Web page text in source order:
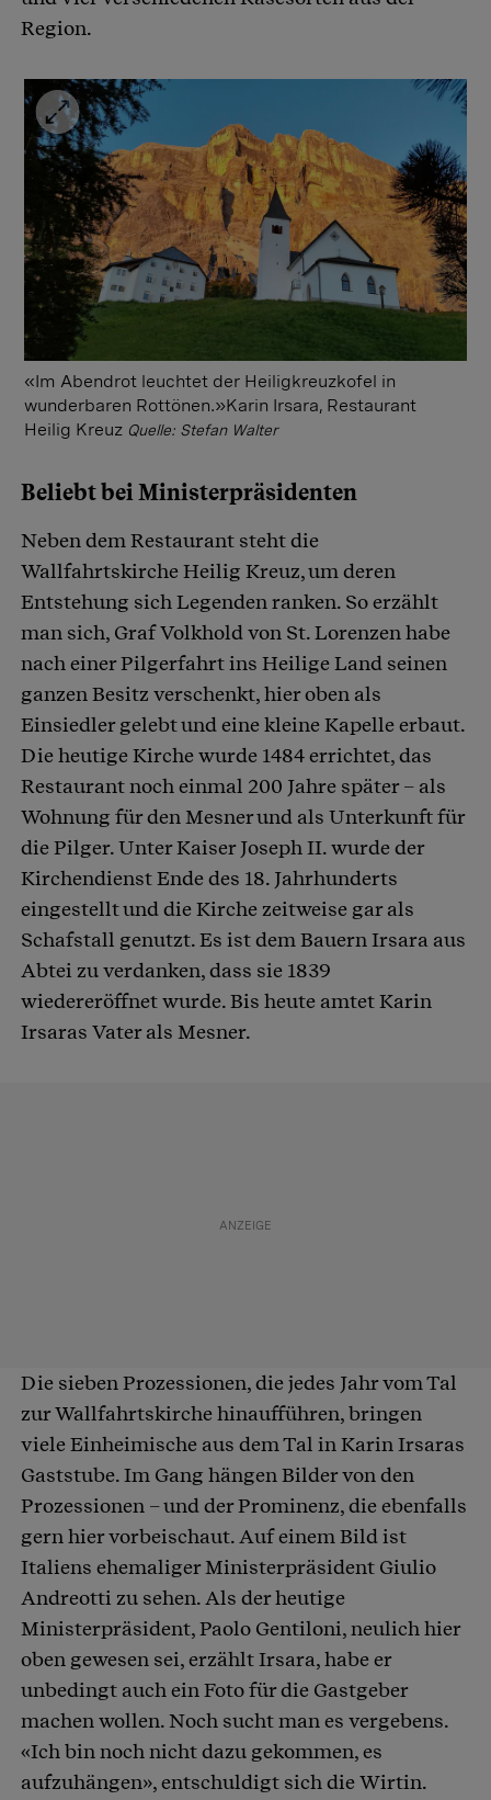
Region.
«Im Abendrot leuchtet der Heiligkreuzkofel in
wunderbaren Rottönen.»Karin Irsara, Restaurant
Heilig Kreuz Quelle: Stefan Walter
Beliebt bei Ministerpräsidenten
Neben dem Restaurant steht die
Wallfahrtskirche Heilig Kreuz, um deren
Entstehung sich Legenden ranken. So erzählt
man sich, Graf Volkhold von St. Lorenzen habe
nach einer Pilgerfahrt ins Heilige Land seinen
ganzen Besitz verschenkt, hier oben als
Einsiedler gelebt und eine kleine Kapelle erbaut.
Die heutige Kirche wurde 1484 errichtet, das
Restaurant noch einmal 200 Jahre später – als
Wohnung für den Mesner und als Unterkunft für
die Pilger. Unter Kaiser Joseph II. wurde der
Kirchendienst Ende des 18. Jahrhunderts
eingestellt und die Kirche zeitweise gar als
Schafstall genutzt. Es ist dem Bauern Irsara aus
Abtei zu verdanken, dass sie 1839
wiedereröffnet wurde. Bis heute amtet Karin
Irsaras Vater als Mesner.
Die sieben Prozessionen, die jedes Jahr vom Tal
zur Wallfahrtskirche hinaufführen, bringen
viele Einheimische aus dem Tal in Karin Irsaras
Gaststube. Im Gang hängen Bilder von den
Prozessionen – und der Prominenz, die ebenfalls
gern hier vorbeischaut. Auf einem Bild ist
Italiens ehemaliger Ministerpräsident Giulio
Andreotti zu sehen. Als der heutige
Ministerpräsident, Paolo Gentiloni, neulich hier
oben gewesen sei, erzählt Irsara, habe er
unbedingt auch ein Foto für die Gastgeber
machen wollen. Noch sucht man es vergebens.
«Ich bin noch nicht dazu gekommen, es
aufzuhängen», entschuldigt sich die Wirtin.